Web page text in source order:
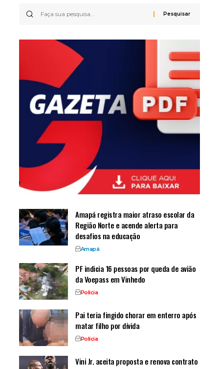
Amapá registra maior atraso escolar da
Região Norte e acende alerta para
desafios na educação
Amapá
PF indicia 16 pessoas por queda de avião
da Voepass em Vinhedo
Polícia
Pai teria fingido chorar em enterro após
matar filho por dívida
Polícia
Vini Jr. aceita proposta e renova contrato